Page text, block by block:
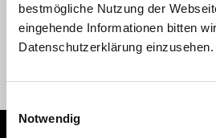
bestmögliche Nutzung der
eingehende Informationen bitten
Datenschutzerklärung einzusehen.
Notwendig